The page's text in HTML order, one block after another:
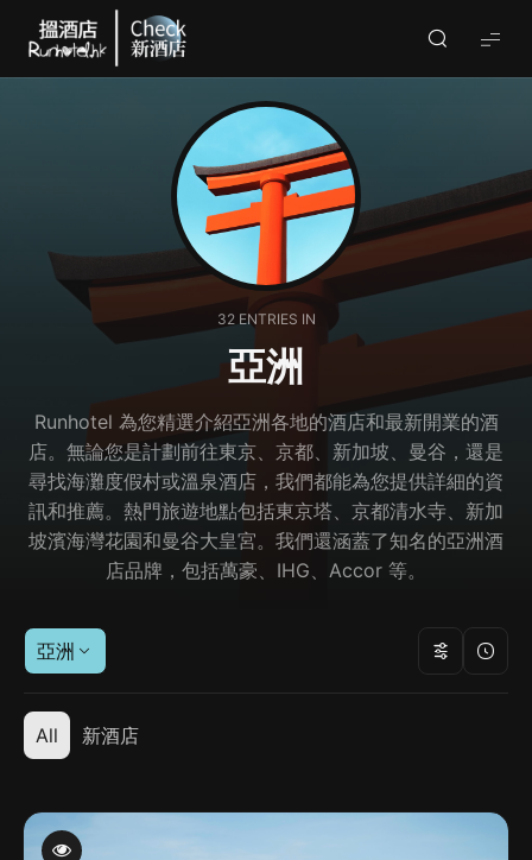
Check
酒
32 ENTRIES IN
亞洲
Runhotel 為您精選介紹亞洲各地的酒店和最新開業的酒
店。無論您是計劃前往東京、京都、新加坡、曼谷，還是
尋找海灘度假村或溫泉酒店，我們都能為您提供詳細的資
訊和推薦。熱門旅遊地點包括東京塔、京都清水寺、新加
坡濱海灣花園和曼谷大皇宮。我們還涵蓋了知名的亞洲酒
店品牌，包括萬豪、IHG、Accor 等。
亞洲
中國
All 新酒店